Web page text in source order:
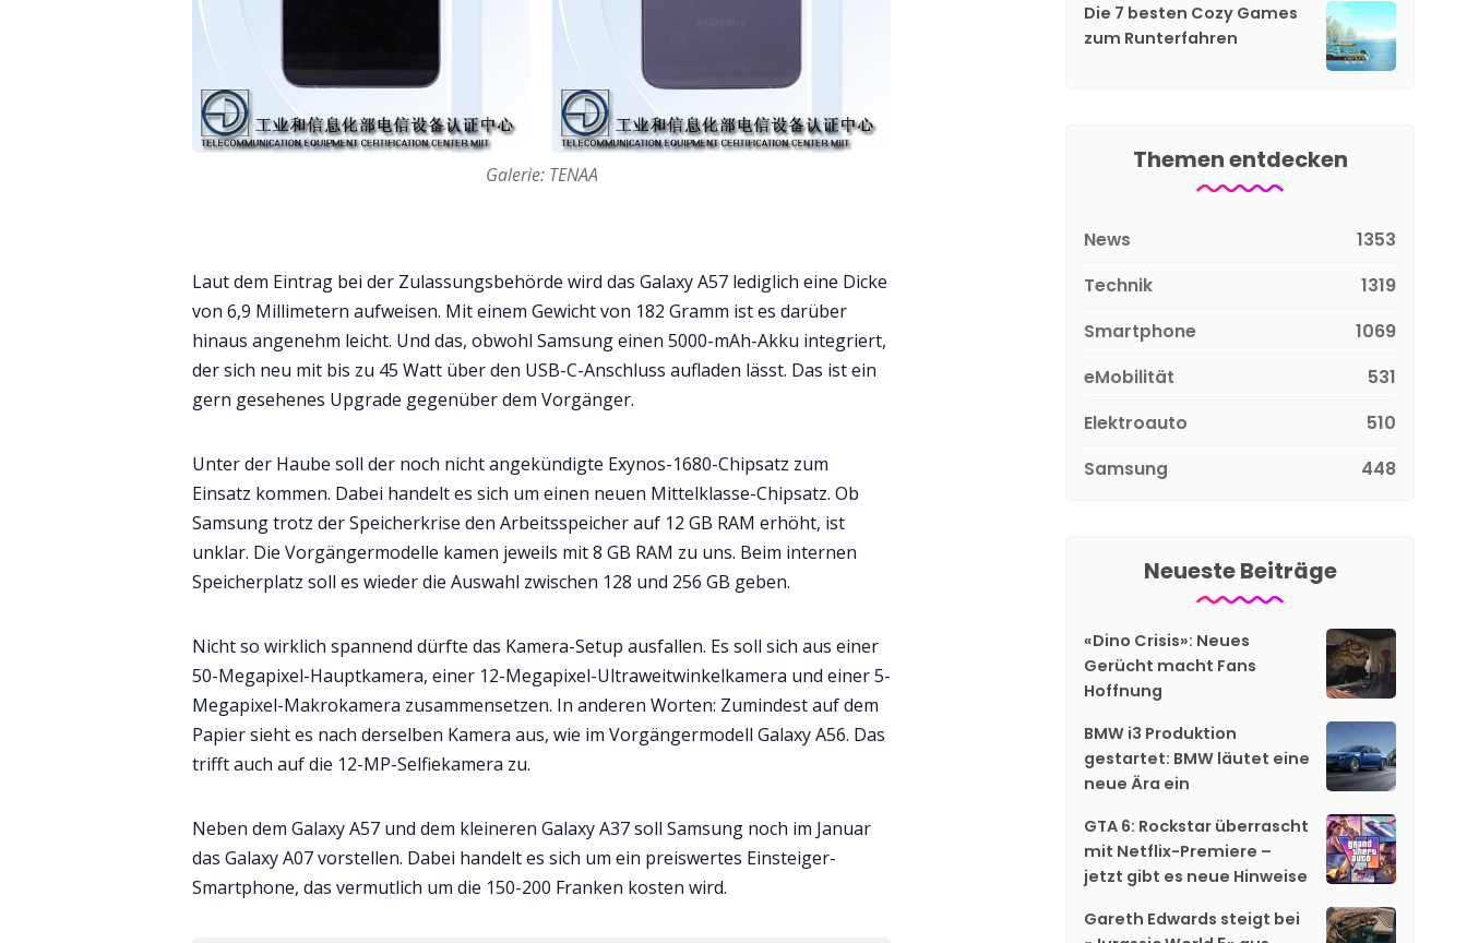
Galerie: TENAA
Laut dem Eintrag bei der Zulassungsbehörde wird das Galaxy A57 lediglich eine Dicke
von 6,9 Millimetern aufweisen. Mit einem Gewicht von 182 Gramm ist es darüber
hinaus angenehm leicht. Und das, obwohl Samsung einen 5000-mAh-Akku integriert,
der sich neu mit bis zu 45 Watt über den USB-C-Anschluss aufladen lässt. Das ist ein
gern gesehenes Upgrade gegenüber dem Vorgänger.
Unter der Haube soll der noch nicht angekündigte Exynos-1680-Chipsatz zum
Einsatz kommen. Dabei handelt es sich um einen neuen Mittelklasse-Chipsatz. Ob
Samsung trotz der Speicherkrise den Arbeitsspeicher auf 12 GB RAM erhöht, ist
unklar. Die Vorgängermodelle kamen jeweils mit 8 GB RAM zu uns. Beim internen
Speicherplatz soll es wieder die Auswahl zwischen 128 und 256 GB geben.
Nicht so wirklich spannend dürfte das Kamera-Setup ausfallen. Es soll sich aus einer
50-Megapixel-Hauptkamera, einer 12-Megapixel-Ultraweitwinkelkamera und einer 5-
Megapixel-Makrokamera zusammensetzen. In anderen Worten: Zumindest auf dem
Papier sieht es nach derselben Kamera aus, wie im Vorgängermodell Galaxy A56. Das
trifft auch auf die 12-MP-Selfiekamera zu.
Neben dem Galaxy A57 und dem kleineren Galaxy A37 soll Samsung noch im Januar
das Galaxy A07 vorstellen. Dabei handelt es sich um ein preiswertes Einsteiger-
Smartphone, das vermutlich um die 150-200 Franken kosten wird.
Die 7 besten Cozy Games
zum Runterfahren
Themen entdecken
News
1353
Technik
1319
Smartphone
1069
eMobilität
531
Elektroauto
510
Samsung
448
Neueste Beiträge
«Dino Crisis»: Neues
Gerücht macht Fans
Hoffnung
BMW i3 Produktion
gestartet: BMW läutet eine
neue Ära ein
GTA 6: Rockstar überrascht
mit Netflix-Premiere –
jetzt gibt es neue Hinweise
Gareth Edwards steigt bei